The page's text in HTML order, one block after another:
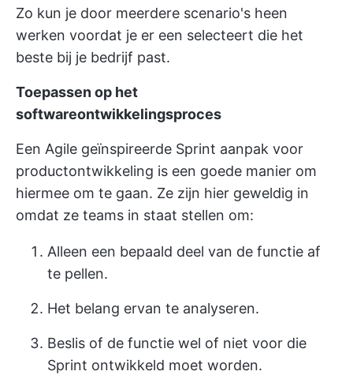
Zo kun je door meerdere scenario's heen
werken voordat je er een selecteert die het
beste bij je bedrijf past.
Toepassen op het
softwareontwikkelingsproces
Een Agile geïnspireerde Sprint aanpak voor
productontwikkeling is een goede manier om
hiermee om te gaan. Ze zijn hier geweldig in
omdat ze teams in staat stellen om:
Alleen een bepaald deel van de functie af
te pellen.
Het belang ervan te analyseren.
Beslis of de functie wel of niet voor die
Sprint ontwikkeld moet worden.